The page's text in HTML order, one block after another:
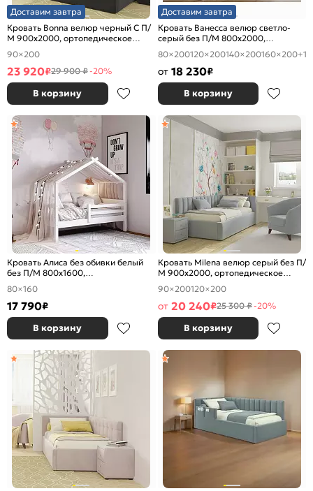
Доставим завтра
Кровать Bonna велюр черный С П/
М 900x2000, ортопедическое
основание, изголовье мягкое
90×200
23 920₽29 900 ₽-20%
В корзину
Доставим завтра
Кровать Ванесса велюр светло-
серый без П/М 800x2000,
изголовье мягкое
80×200120×200140×200160×200+1
от 18 230₽
В корзину
Кровать Алиса без обивки белый
без П/М 800x1600,
ортопедическое основание,
изголовье жесткое
80×160
17 790₽
В корзину
Кровать Milena велюр серый без П/
М 900x2000, ортопедическое
основание, изголовье мягкое
90×200120×200
от 20 240₽25 300 ₽-20%
В корзину